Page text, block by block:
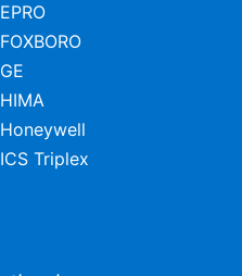
EPRO
FOXBORO
GE
HIMA
Honeywell
ICS Triplex